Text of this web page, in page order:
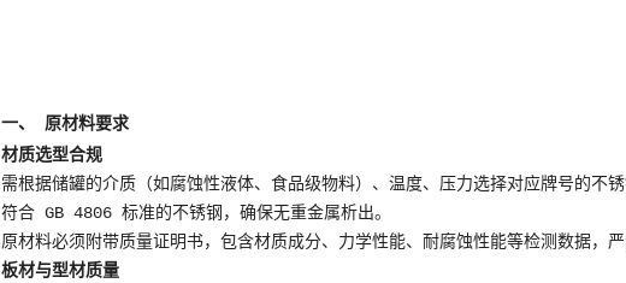
一、 原材料要求
材质选型合规
需根据储罐的介质（如腐蚀性液体、食品级物料）、温度、压力选择对应牌号的
符合 GB 4806 标准的不锈钢，确保无重金属析出。
原材料必须附带质量证明书，包含材质成分、力学性能、耐腐蚀性能等检测数据，严
板材与型材质量